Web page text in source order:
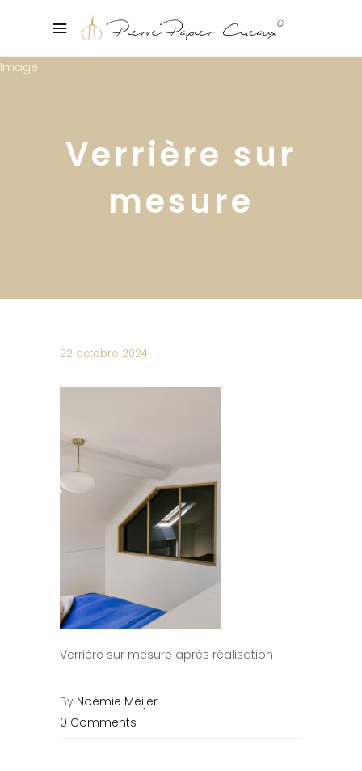
Verrière sur
mesure
22 octobre 2024
Verrière sur mesure après réalisation
By Noémie Meijer
0 Comments